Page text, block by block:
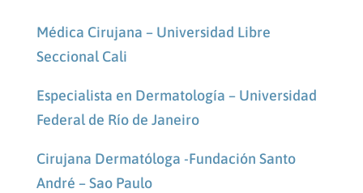
Médica Cirujana – Universidad Libre
Seccional Cali
Especialista en Dermatología – Universidad
Federal de Río de Janeiro
Cirujana Dermatóloga -Fundación Santo
André – Sao Paulo